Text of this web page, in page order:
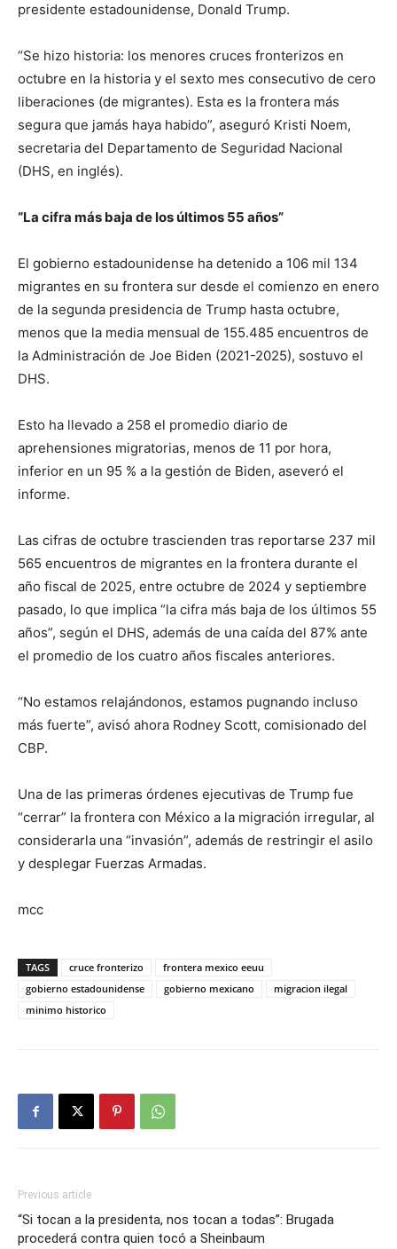
presidente estadounidense, Donald Trump.
“Se hizo historia: los menores cruces fronterizos en
octubre en la historia y el sexto mes consecutivo de cero
liberaciones (de migrantes). Esta es la frontera más
segura que jamás haya habido”, aseguró Kristi Noem,
secretaria del Departamento de Seguridad Nacional
(DHS, en inglés).
“La cifra más baja de los últimos 55 años”
El gobierno estadounidense ha detenido a 106 mil 134
migrantes en su frontera sur desde el comienzo en enero
de la segunda presidencia de Trump hasta octubre,
menos que la media mensual de 155.485 encuentros de
la Administración de Joe Biden (2021-2025), sostuvo el
DHS.
Esto ha llevado a 258 el promedio diario de
aprehensiones migratorias, menos de 11 por hora,
inferior en un 95 % a la gestión de Biden, aseveró el
informe.
Las cifras de octubre trascienden tras reportarse 237 mil
565 encuentros de migrantes en la frontera durante el
año fiscal de 2025, entre octubre de 2024 y septiembre
pasado, lo que implica “la cifra más baja de los últimos 55
años”, según el DHS, además de una caída del 87% ante
el promedio de los cuatro años fiscales anteriores.
“No estamos relajándonos, estamos pugnando incluso
más fuerte”, avisó ahora Rodney Scott, comisionado del
CBP.
Una de las primeras órdenes ejecutivas de Trump fue
“cerrar” la frontera con México a la migración irregular, al
considerarla una “invasión”, además de restringir el asilo
y desplegar Fuerzas Armadas.
mcc
TAGS cruce fronterizo
frontera mexico eeuu
gobierno estadounidense
gobierno mexicano
migracion ilegal
minimo historico
Previous article
“Si tocan a la presidenta, nos tocan a todas”: Brugada
procederá contra quien tocó a Sheinbaum